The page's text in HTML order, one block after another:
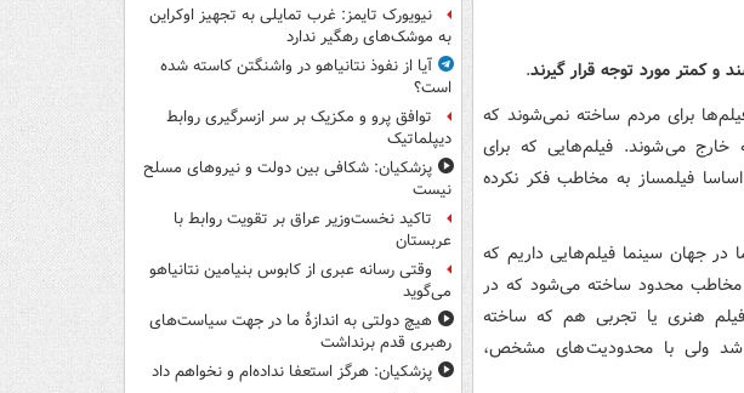
و کمتر مورد توجه قرار گیرند.
برای مردم ساخته نمی‌شوند که
خارج می شوند. فیلم‌هایی که برای
فیلمساز به مخاطب فکر نکرده
جهان سینما فیلم‌هایی داریم که
مخاطب محدود ساخته می‌شود که در
هنری یا تجربی هم که ساخته
ولی با محدودیت های مشخص،
نیویورک تایمز: غرب تمایلی به تجهیز اوکراین
به موشک‌های رهگیر ندارد
آیا از نفوذ نتانیاهو در واشنگتن کاسته شده
است؟
توافق پرو و مکزیک بر سر ازسرگیری روابط
دیپلماتیک
پزشکیان: شکافی بین دولت و نیروهای مسلح
نیست
تاکید نخست‌وزیر عراق بر تقویت روابط با
عربستان
وقتی رسانه عبری از کابوس بنیامین نتانیاهو
می‌گوید
هیچ دولتی به اندازۀ ما در جهت سیاست‌های
رهبری قدم برنداشت
پزشکیان: هرگز استعفا نداده‌ام و نخواهم داد